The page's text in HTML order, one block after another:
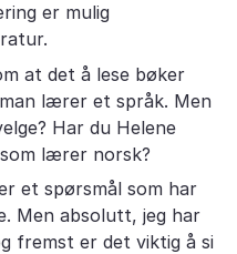
er mulig
at det å lese bøker
lærer et språk. Men
Har du Helene
lærer norsk?
et spørsmål som har
Men absolutt, jeg har
fremst er det viktig å si